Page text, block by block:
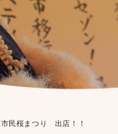
民桜まつり 出店！！